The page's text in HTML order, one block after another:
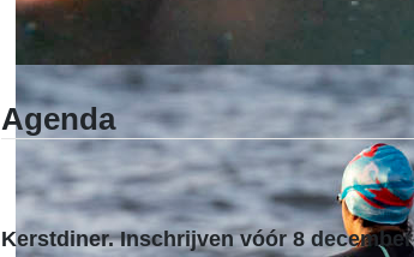
Agenda
Kerstdiner. Inschrijven vóór 8 december